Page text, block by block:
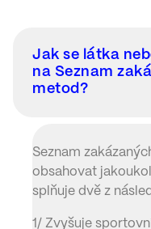
Jak se látka
na Seznam
metod?
Seznam
obsahovat
splňuje dvě z
1/ Zvyšuje